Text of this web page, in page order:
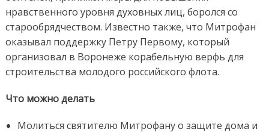
нравственного уровня духовных лиц, боролся со
старообрядчеством. Известно также, что Митрофан
оказывал поддержку Петру Первому, который
организовал в Воронеже корабельную верфь для
строительства молодого российского флота.
Что можно делать
Молиться святителю Митрофану о защите дома и